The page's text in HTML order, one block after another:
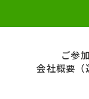
ご参
会社概要（